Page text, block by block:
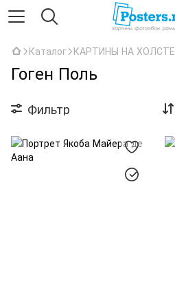
Каталог КАРТИНЫ НА ХОЛСТЕ
Гоген Поль
Фильтр